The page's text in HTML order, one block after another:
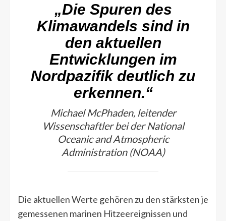
„Die Spuren des
Klimawandels sind in
den aktuellen
Entwicklungen im
Nordpazifik deutlich zu
erkennen.“
Michael McPhaden, leitender
Wissenschaftler bei der National
Oceanic and Atmospheric
Administration (NOAA)
Die aktuellen Werte gehören zu den stärksten je
gemessenen marinen Hitzeereignissen und